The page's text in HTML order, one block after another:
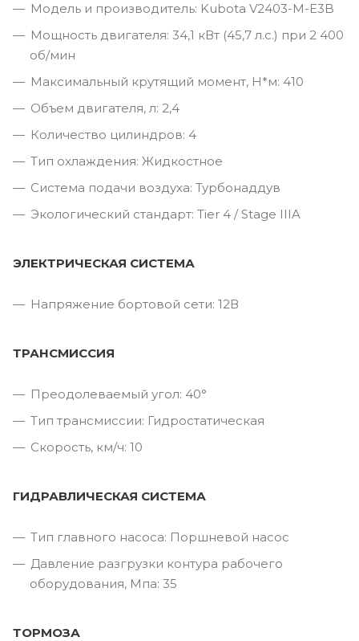
Модель и производитель: Kubota V2403-M-E3B
Мощность двигателя: 34,1 кВт (45,7 л.с.) при 2 400
об/мин
Максимальный крутящий момент, Н*м: 410
Объем двигателя, л: 2,4
Количество цилиндров: 4
Тип охлаждения: Жидкостное
Система подачи воздуха: Турбонаддув
Экологический стандарт: Tier 4 / Stage IIIA
ЭЛЕКТРИЧЕСКАЯ СИСТЕМА
Напряжение бортовой сети: 12В
ТРАНСМИССИЯ
Преодолеваемый угол: 40°
Тип трансмиссии: Гидростатическая
Скорость, км/ч: 10
ГИДРАВЛИЧЕСКАЯ СИСТЕМА
Тип главного насоса: Поршневой насос
Давление разгрузки контура рабочего
оборудования, Мпа: 35
ТОРМОЗА